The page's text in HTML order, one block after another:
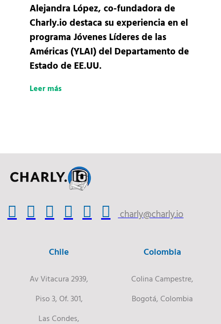
Alejandra López, co-fundadora de
Charly.io destaca su experiencia en el
programa Jóvenes Líderes de las
Américas (YLAI) del Departamento de
Estado de EE.UU.
Leer más
charly@charly.io
Chile
Av Vitacura 2939,
Piso 3, Of. 301,
Las Condes,
Colombia
Colina Campestre,
Bogotá, Colombia